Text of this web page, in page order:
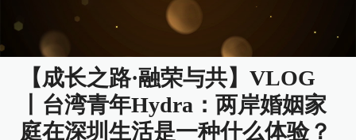
【成长之路·融荣与共】VLOG
丨台湾青年Hydra：两岸婚姻家
庭在深圳生活是一种什么体验？